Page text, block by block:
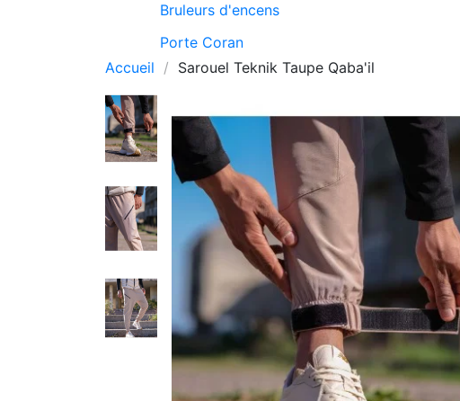
Bruleurs d'encens
Porte Coran
Accueil
Sarouel Teknik Taupe Qaba'il